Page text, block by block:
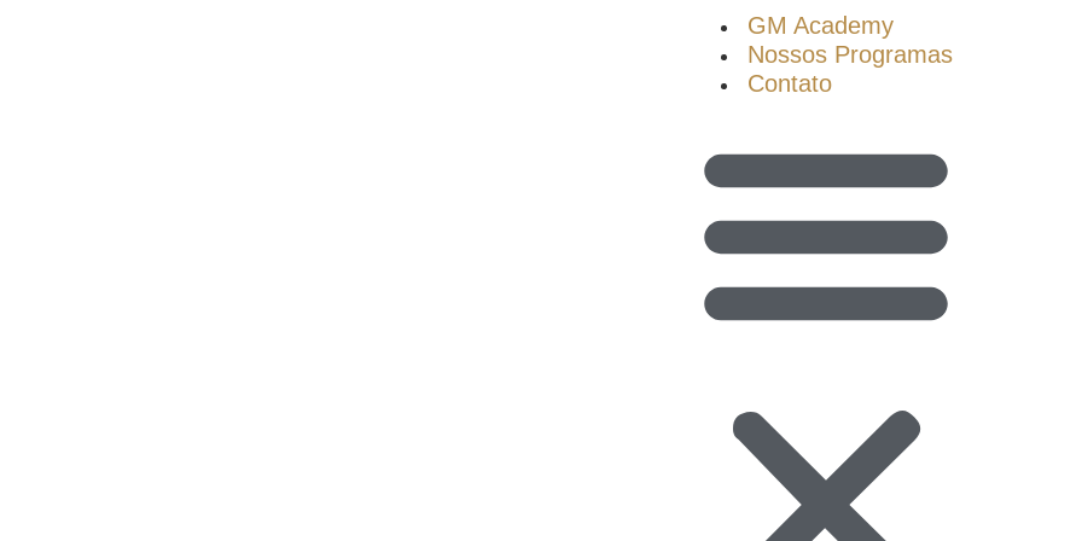
GM Academy
Nossos Programas
Contato